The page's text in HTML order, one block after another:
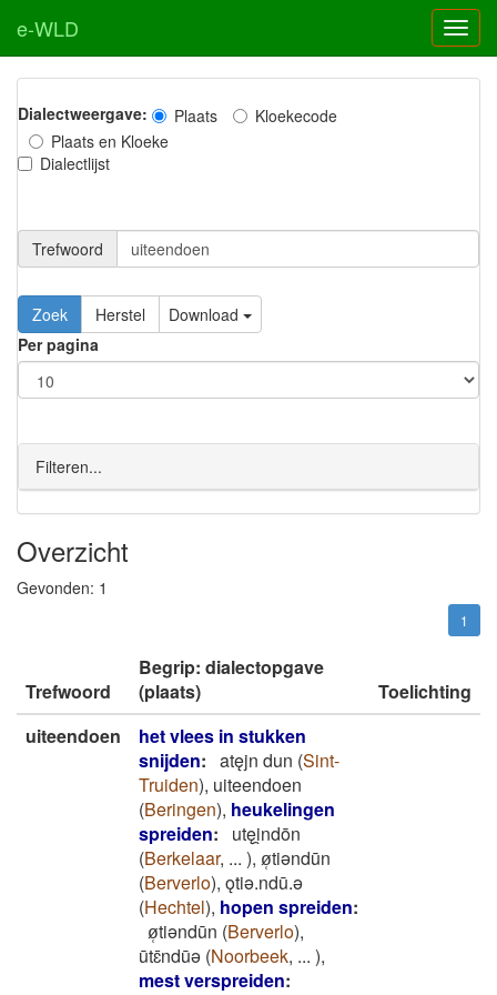
e-WLD
Dialectweergave: Plaats
Kloekecode
Plaats en Kloeke
Dialectlijst
Trefwoord
Download
Per pagina
Filteren...
Overzicht
Gevonden: 1
1
Trefwoord
Begrip: dialectopgave
(plaats)
Toelichting
uiteendoen
het vlees in stukken
snijden: atęjn dun (Sint-
Truiden), uiteendoen
(Beringen), heukelingen
spreiden:
utęi̯ndōn
(Berkelaar, ... ), ø̜tiǝndūn
(Berverlo), ǫtiǝ.ndū.ǝ
(Hechtel), hopen spreiden:
ø̜tiǝndūn (Berverlo),
ūtɛ̄ndūǝ (Noorbeek, ... ),
mest verspreiden: